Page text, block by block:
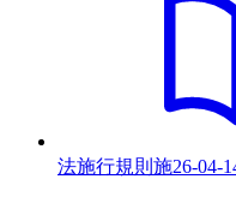
法施行規則 施26-04-